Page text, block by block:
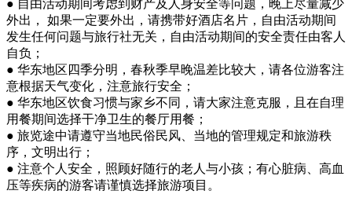
● 自由活动期间考虑到财产及人身安全等问题，晚上尽量减少
外出， 如果一定要外出，请携带好酒店名片，自由活动期间
发生任何问题与旅行社无关，自由活动期间的安全责任由客人
自负；
● 华东地区四季分明，春秋季早晚温差比较大，请各位游客注
意根据天气变化，注意旅行安全；
● 华东地区饮食习惯与家乡不同，请大家注意克服，且在自理
用餐期间选择干净卫生的餐厅用餐；
● 旅览途中请遵守当地民俗民风、当地的管理规定和旅游秩
序，文明出行；
● 注意个人安全，照顾好随行的老人与小孩；有心脏病、高血
压等疾病的游客请谨慎选择旅游项目。